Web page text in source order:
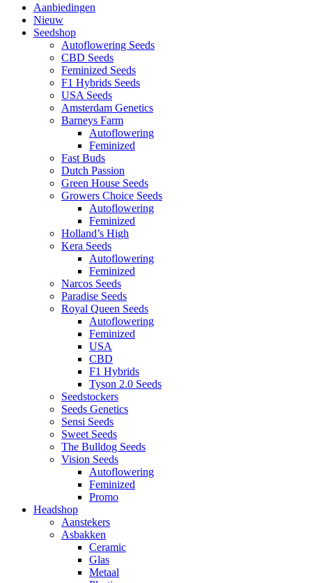
Aanbiedingen
Nieuw
Seedshop
Autoflowering Seeds
CBD Seeds
Feminized Seeds
F1 Hybrids Seeds
USA Seeds
Amsterdam Genetics
Barneys Farm
Autoflowering
Feminized
Fast Buds
Dutch Passion
Green House Seeds
Growers Choice Seeds
Autoflowering
Feminized
Holland’s High
Kera Seeds
Autoflowering
Feminized
Narcos Seeds
Paradise Seeds
Royal Queen Seeds
Autoflowering
Feminized
USA
CBD
F1 Hybrids
Tyson 2.0 Seeds
Seedstockers
Seeds Genetics
Sensi Seeds
Sweet Seeds
The Bulldog Seeds
Vision Seeds
Autoflowering
Feminized
Promo
Headshop
Aanstekers
Asbakken
Ceramic
Glas
Metaal